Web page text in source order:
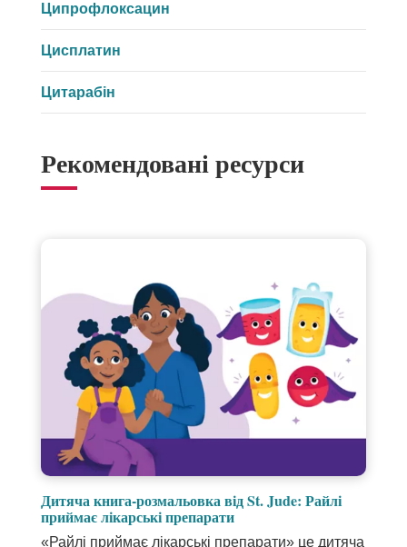
Ципрофлоксацин
Цисплатин
Цитарабін
Рекомендовані ресурси
Посилання
відкривається
в
новому
Дитяча книга-розмальовка від St. Jude: Райлі
приймає лікарські препаратиПосилання
«Райлі приймає лікарські препарати» це дитяча